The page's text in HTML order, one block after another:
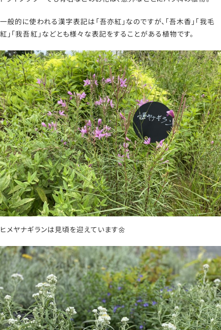
一般的に使われる漢字表記は「吾亦紅」なのですが、「吾木香」「我毛
紅」「我吾紅」などとも様々な表記をすることがある植物です。
ヒメヤナギランは見頃を迎えています🌼